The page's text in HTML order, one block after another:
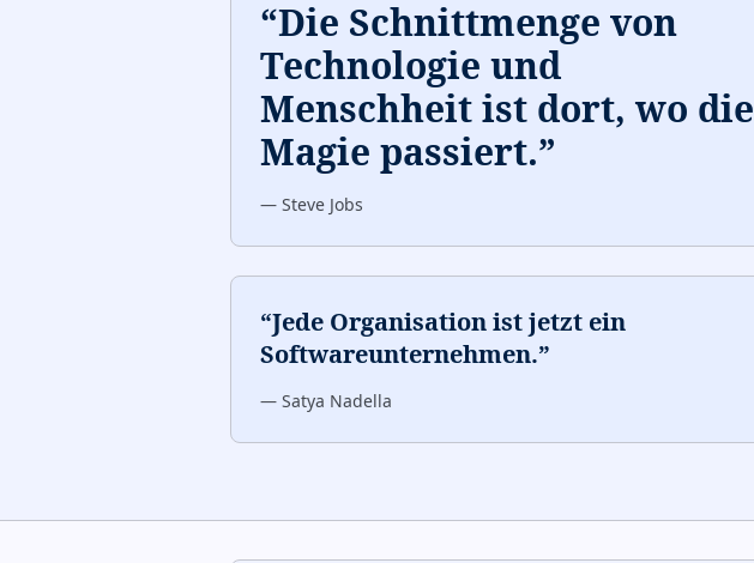
“Die Schnittmenge von
Technologie und
Menschheit ist dort, wo die
Magie passiert.”
— Steve Jobs
“Jede Organisation ist jetzt ein
Softwareunternehmen.”
— Satya Nadella